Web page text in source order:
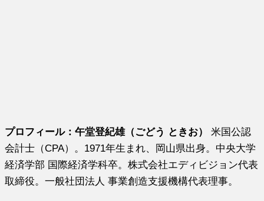
プロフィール：午堂登紀雄（ごどう ときお）
米国公認
会計士（CPA）。1971年生まれ、岡山県出身。中央大学
経済学部 国際経済学科卒。株式会社エディビジョン代表
取締役。一般社団法人 事業創造支援機構代表理事。